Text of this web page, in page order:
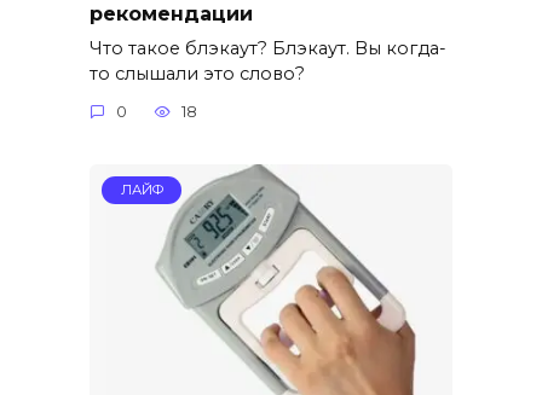
рекомендации
Что такое блэкаут? Блэкаут. Вы когда-
то слышали это слово?
0 18
ЛАЙФ